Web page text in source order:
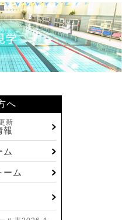
へ
新
報
ム
ーム